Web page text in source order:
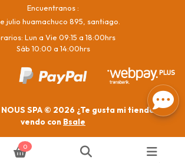
Encuentranos
julio huamachuco 895, santiago.
Lun a Vie 09:15 a 18:00hrs
Sáb 10:00 a 14:00hrs
SPA © 2026 ¿Te gusta mi tienda? Yo
vendo con Bsale
0